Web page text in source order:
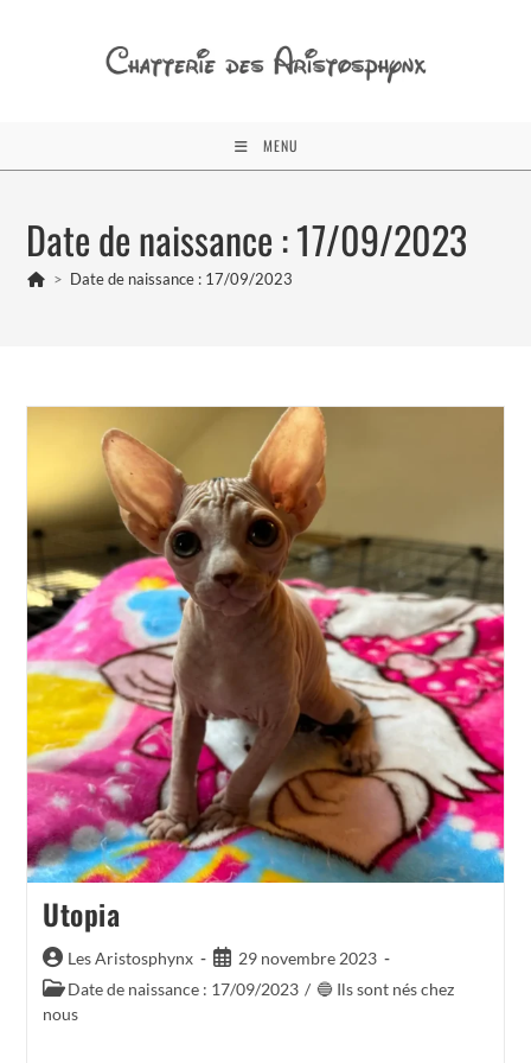
MENU
Date de naissance : 17/09/2023
> Date de naissance : 17/09/2023
Utopia
Auteur/autrice
de
Les Aristosphynx
Publication
publiée :
29 novembre 2023
Post
category:
Date de naissance : 17/09/2023 / 🔵 Ils sont nés chez
nous